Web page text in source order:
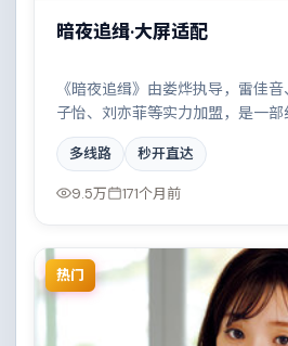
暗夜追缉·大屏适配
《暗夜追缉》由娄烨执导，雷佳
子怡、刘亦菲等实力加盟，是一
品。故事主要发生在丹麦，一场看
年秘辛。影片在视听语言与叙事节
喜欢深度叙事的观众。
多线路 秒开直达
9.5万 171个月前
热门